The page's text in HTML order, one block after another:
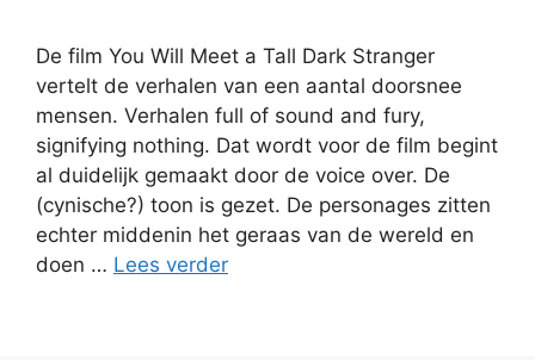
De film You Will Meet a Tall Dark Stranger
vertelt de verhalen van een aantal doorsnee
mensen. Verhalen full of sound and fury,
signifying nothing. Dat wordt voor de film begint
al duidelijk gemaakt door de voice over. De
(cynische?) toon is gezet. De personages zitten
echter middenin het geraas van de wereld en
doen … Lees verder